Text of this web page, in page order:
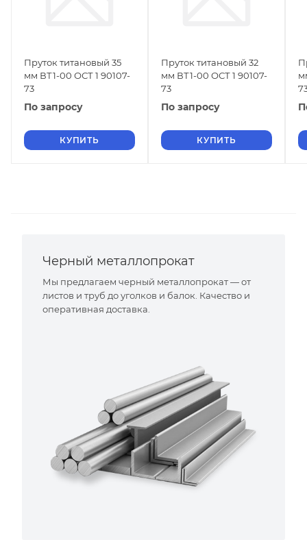
Пруток титановый 35
мм ВТ1-00 ОСТ 1 90107-
73
По запросу
КУПИТЬ
Пруток титановый 32
мм ВТ1-00 ОСТ 1 90107-
73
По запросу
КУПИТЬ
Черный металлопрокат
Мы предлагаем черный металлопрокат — от
листов и труб до уголков и балок. Качество и
оперативная доставка.